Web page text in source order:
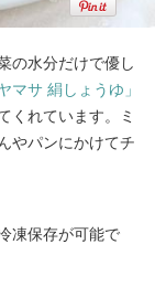
の水分だけで優し
ヤマサ 絹しょうゆ」
くれています。ミ
やパンにかけてチ
凍保存が可能で